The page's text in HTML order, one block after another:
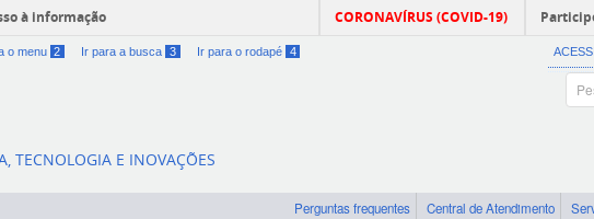
à informação CORONAVÍRUS (COVID-19)
o menu 2 Ir para a busca 3 Ir para o rodapé 4
TECNOLOGIA E INOVAÇÕES
Perguntas frequentes Central de Atendimento